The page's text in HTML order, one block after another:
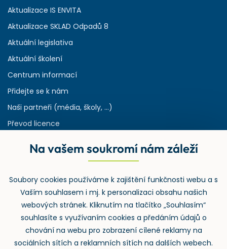
Aktualizace IS ENVITA
Aktualizace SKLAD Odpadů 8
Aktuální legislativa
Aktuální školení
Centrum informací
Přidejte se k nám
Naši partneři (média, školy, ...)
Převod licence
Rejstřík používaných zkratek v odpadech
Zpětný odběr
Na vašem soukromí nám záleží
Soubory cookies používáme k zajištění funkčnosti webu a s
Vaším souhlasem i mj. k personalizaci obsahu našich
webových stránek. Kliknutím na tlačítko „Souhlasím“
souhlasíte s využívaním cookies a předáním údajů o
chování na webu pro zobrazení cílené reklamy na
sociálních sítích a reklamních sítích na dalších webech.